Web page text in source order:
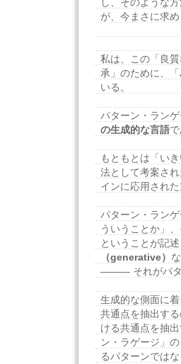
が、今まさに求め
私は、この「良
承」のために、「
いる。
パターン・ランゲ
の生成的な言語で
もともとは「い
法として考案さ
インに応用された
パターン・ラン
ういうことか」
ということが記
（generative）
——— それがパタ
生成的な側面に
共通点を抽出す
ける共通点を抽
ン・ラゲージ」
るパターンでは